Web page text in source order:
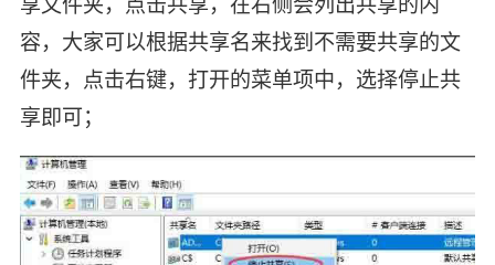
容，大家可以根据共享名来找到不需要共享的文
件夹，点击右键，打开的菜单项中，选择停止共
享即可；